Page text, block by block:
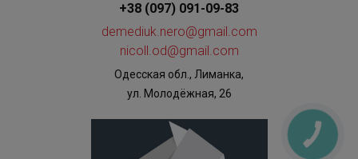
+38 (097) 091-09-83
demediuk.nero@gmail.com
nicoll.od@gmail.com
Одесская обл., Лиманка,
ул. Молодёжная, 26
КНОПКА
ЗВ'ЯЗКУ